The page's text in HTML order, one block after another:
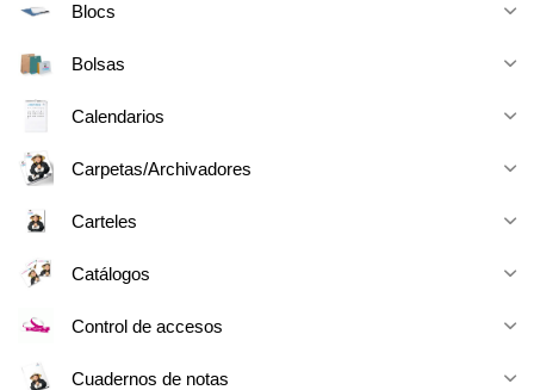
Blocs
Bolsas
Calendarios
Carpetas/Archivadores
Carteles
Catálogos
Control de accesos
Cuadernos de notas